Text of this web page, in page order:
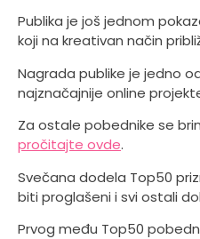
Publika je još jednom
koji na kreativan način
Nagrada publike je jedno
najznačajnije online
Za ostale pobednike se
pročitajte ovde.
Svečana dodela Top50
biti proglašeni i svi ostali
Prvog među Top50